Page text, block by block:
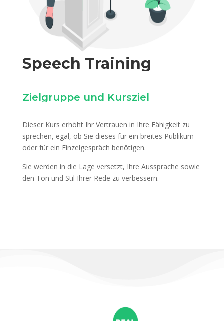
Speech Training
Zielgruppe und Kursziel
Dieser Kurs erhöht Ihr Vertrauen in Ihre Fähigkeit zu
sprechen, egal, ob Sie dieses für ein breites Publikum
oder für ein Einzelgespräch benötigen.
Sie werden in die Lage versetzt, Ihre Aussprache sowie
den Ton und Stil Ihrer Rede zu verbessern.